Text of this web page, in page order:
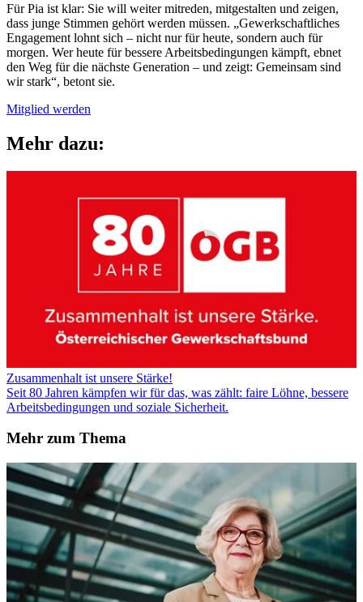
Für Pia ist klar: Sie will weiter mitreden, mitgestalten und zeigen,
dass junge Stimmen gehört werden müssen. „Gewerkschaftliches
Engagement lohnt sich – nicht nur für heute, sondern auch für
morgen. Wer heute für bessere Arbeitsbedingungen kämpft, ebnet
den Weg für die nächste Generation – und zeigt: Gemeinsam sind
wir stark“, betont sie.
Mitglied werden
Mehr dazu:
Zusammenhalt ist unsere Stärke!
Seit 80 Jahren kämpfen wir für das, was zählt: faire Löhne, bessere
Arbeitsbedingungen und soziale Sicherheit.
Mehr zum Thema